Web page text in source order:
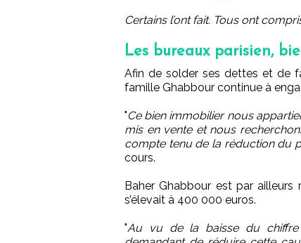
Certains l’ont fait. Tous ont
Les bureaux parisien,
Afin de solder ses dettes et de
famille Ghabbour continue à
"Ce bien immobilier nous
mis en vente et nous
compte tenu de la réduction du
cours.
Baher Ghabbour est par ailleurs
s’élevait à 400 000 euros.
"Au vu de la baisse du chiffre